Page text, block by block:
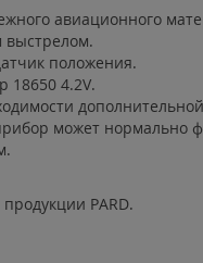
авиационного
выстрелом.
положения.
18650 4.2V.
может нормально
PARD.